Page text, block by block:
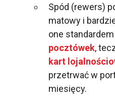
Spód (rewers)
matowy i
one
pocztówek,
kart
przetrwać w
miesięcy.